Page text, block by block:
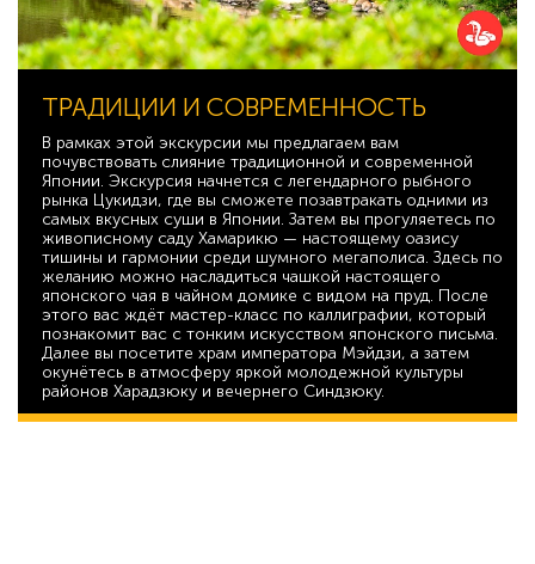
ТРАДИЦИИ И СОВРЕМЕННОСТЬ
В рамках этой экскурсии мы предлагаем вам
почувствовать слияние традиционной и современной
Японии. Экскурсия начнется с легендарного рыбного
рынка Цукидзи, где вы сможете позавтракать одними из
самых вкусных суши в Японии. Затем вы прогуляетесь по
живописному саду Хамарикю — настоящему оазису
тишины и гармонии среди шумного мегаполиса. Здесь по
желанию можно насладиться чашкой настоящего
японского чая в чайном домике с видом на пруд. После
этого вас ждёт мастер-класс по каллиграфии, который
познакомит вас с тонким искусством японского письма.
Далее вы посетите храм императора Мэйдзи, а затем
окунётесь в атмосферу яркой молодежной культуры
районов Харадзюку и вечернего Синдзюку.